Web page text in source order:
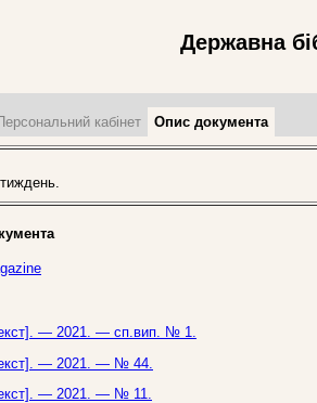
Державна
кабінет Опис документа
— 2021. — сп.вип. № 1.
— 2021. — № 44.
— 2021. — № 11.